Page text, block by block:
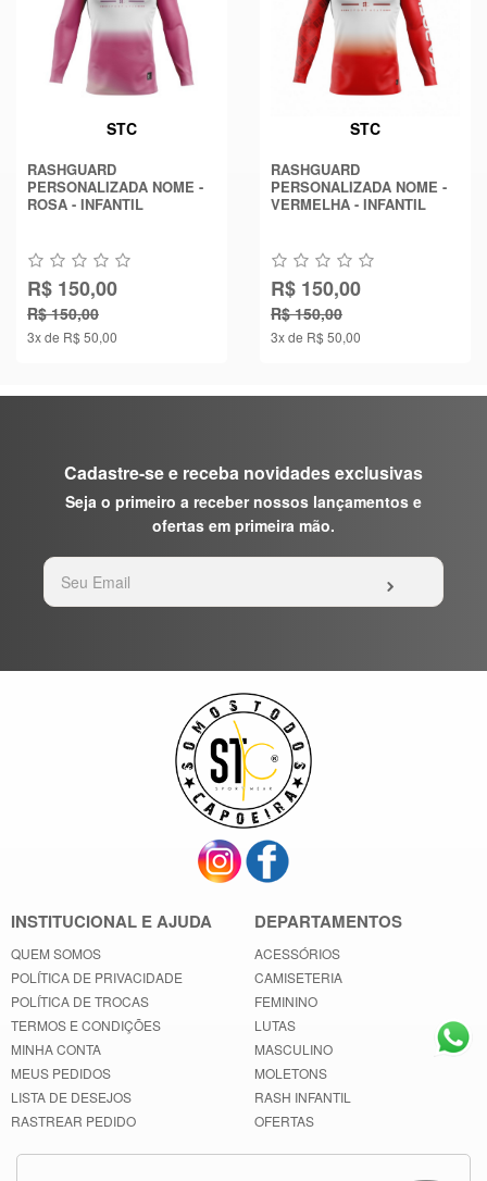
STC
RASHGUARD
PERSONALIZADA NOME -
ROSA - INFANTIL
R$ 150,00
R$ 150,00
3x de R$ 50,00
STC
RASHGUARD
PERSONALIZADA NOME -
VERMELHA - INFANTIL
R$ 150,00
R$ 150,00
3x de R$ 50,00
Cadastre-se e receba novidades exclusivas
Seja o primeiro a receber nossos lançamentos e
ofertas em primeira mão.
INSTITUCIONAL E AJUDA
QUEM SOMOS
POLÍTICA DE PRIVACIDADE
POLÍTICA DE TROCAS
TERMOS E CONDIÇÕES
MINHA CONTA
MEUS PEDIDOS
LISTA DE DESEJOS
RASTREAR PEDIDO
DEPARTAMENTOS
ACESSÓRIOS
CAMISETERIA
FEMININO
LUTAS
MASCULINO
MOLETONS
RASH INFANTIL
OFERTAS